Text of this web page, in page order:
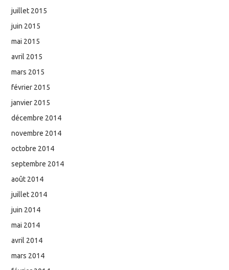
juillet 2015
juin 2015
mai 2015
avril 2015
mars 2015
février 2015
janvier 2015
décembre 2014
novembre 2014
octobre 2014
septembre 2014
août 2014
juillet 2014
juin 2014
mai 2014
avril 2014
mars 2014